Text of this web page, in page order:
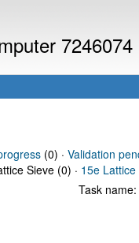
7246074
(0) · Validation
Sieve (0) · 15e
Task name: